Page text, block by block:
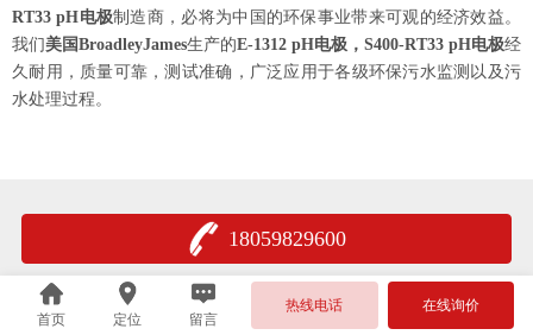
RT33 pH电极制造商，必将为中国的环保事业带来可观的经济效益。
我们美国BroadleyJames生产的E-1312 pH电极 ， S400-RT33 pH电极经
久耐用，质量可靠，测试准确，广泛应用于各级环保污水监测以及污
水处理过程。
18059829600
首页 定位 留言
热线电话 在线询价